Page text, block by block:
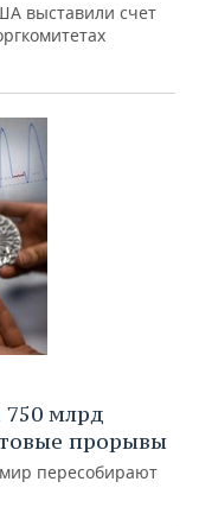
выставили счет
750 млрд
прорывы
пересобирают